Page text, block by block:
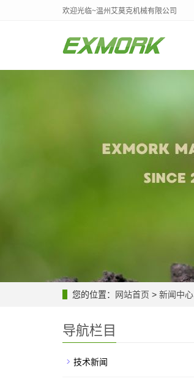
欢迎光临~温州艾莫克机械有限公司
您的位置： 网站首页 > 新闻中心
导航栏目
技术新闻